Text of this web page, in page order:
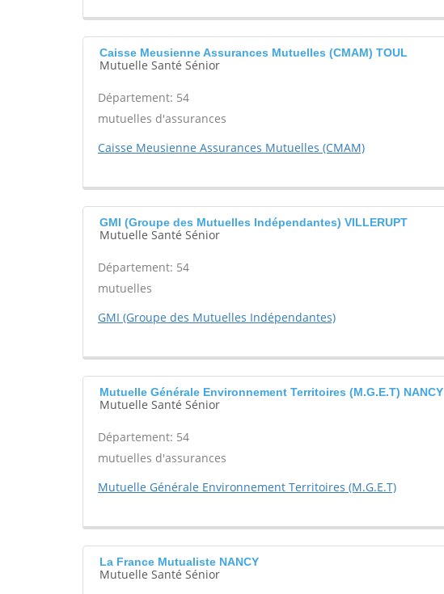
Caisse Meusienne Assurances Mutuelles (CMAM) TOUL
Mutuelle Santé Sénior
Département: 54
mutuelles d'assurances
Caisse Meusienne Assurances Mutuelles (CMAM)
GMI (Groupe des Mutuelles Indépendantes) VILLERUPT
Mutuelle Santé Sénior
Département: 54
mutuelles
GMI (Groupe des Mutuelles Indépendantes)
Mutuelle Générale Environnement Territoires (M.G.E.T) NANCY
Mutuelle Santé Sénior
Département: 54
mutuelles d'assurances
Mutuelle Générale Environnement Territoires (M.G.E.T)
La France Mutualiste NANCY
Mutuelle Santé Sénior